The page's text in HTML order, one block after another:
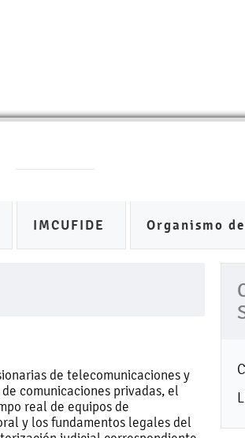
IMCUFIDE Organismo
de telecomunicaciones y
comunicaciones privadas, el
real de equipos de
y los fundamentos legales del